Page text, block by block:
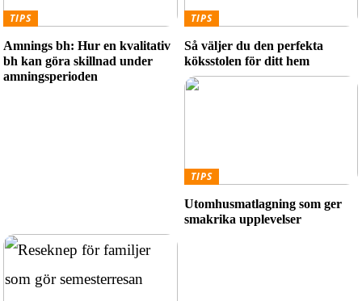
TIPS
Amnings bh: Hur en kvalitativ
bh kan göra skillnad under
amningsperioden
TIPS
Så väljer du den perfekta
köksstolen för ditt hem
TIPS
Utomhusmatlagning som ger
smakrika upplevelser